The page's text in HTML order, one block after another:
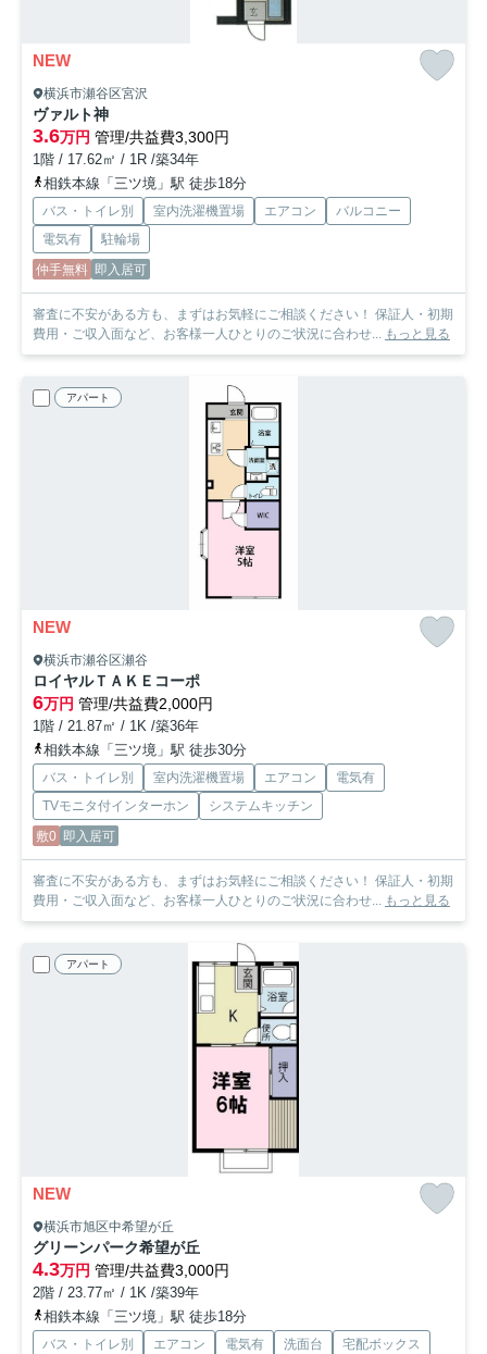
NEW
横浜市瀬谷区宮沢
ヴァルト神
3.6万円 管理/共益費3,300円
1階 / 17.62㎡ / 1R /築34年
相鉄本線「三ツ境」駅 徒歩18分
バス・トイレ別 室内洗濯機置場 エアコン
バルコニー
電気有
駐輪場
仲手無料 即入居可
審査に不安がある方も、まずはお気軽にご相談ください！ 保証人・初期
費用・ご収入面など、お客様一人ひとりのご状況に合わせ...
もっと見る
アパート
NEW
横浜市瀬谷区瀬谷
ロイヤルＴＡＫＥコーポ
6万円 管理/共益費2,000円
1階 / 21.87㎡ / 1K /築36年
相鉄本線「三ツ境」駅 徒歩30分
バス・トイレ別 室内洗濯機置場 エアコン
電気有
TVモニタ付インターホン
システムキッチン
敷0 即入居可
審査に不安がある方も、まずはお気軽にご相談ください！ 保証人・初期
費用・ご収入面など、お客様一人ひとりのご状況に合わせ...
もっと見る
アパート
NEW
横浜市旭区中希望が丘
グリーンパーク希望が丘
4.3万円 管理/共益費3,000円
2階 / 23.77㎡ / 1K /築39年
相鉄本線「三ツ境」駅 徒歩18分
バス・トイレ別 エアコン 電気有 洗面台 宅配ボックス